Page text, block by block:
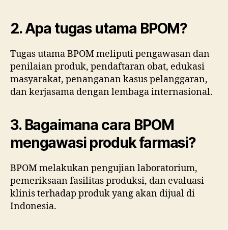
2. Apa tugas utama BPOM?
Tugas utama BPOM meliputi pengawasan dan
penilaian produk, pendaftaran obat, edukasi
masyarakat, penanganan kasus pelanggaran,
dan kerjasama dengan lembaga internasional.
3. Bagaimana cara BPOM
mengawasi produk farmasi?
BPOM melakukan pengujian laboratorium,
pemeriksaan fasilitas produksi, dan evaluasi
klinis terhadap produk yang akan dijual di
Indonesia.